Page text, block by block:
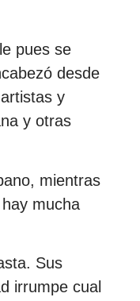
pues se
desde
y
y otras
mientras
mucha
Sus
irrumpe cual